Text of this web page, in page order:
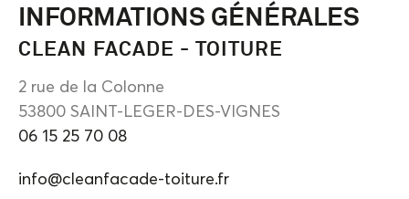
INFORMATIONS GÉNÉRALES
CLEAN FACADE - TOITURE
2 rue de la Colonne
53800 SAINT-LEGER-DES-VIGNES
06 15 25 70 08
info@cleanfacade-toiture.fr